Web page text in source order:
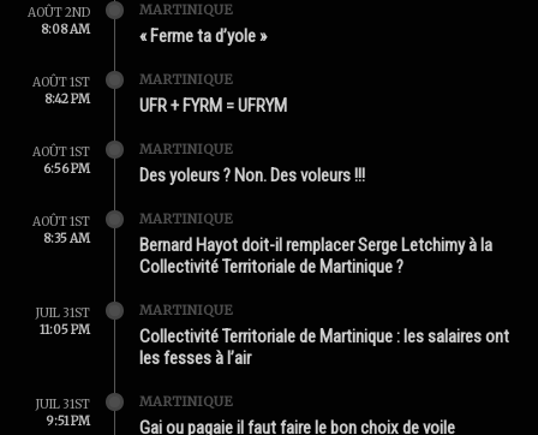
AOÛT 2ND
8:08 AM
MARTINIQUE
« Ferme ta d’yole »
AOÛT 1ST
8:42 PM
MARTINIQUE
UFR + FYRM = UFRYM
AOÛT 1ST
6:56 PM
MARTINIQUE
Des yoleurs ? Non. Des voleurs !!!
AOÛT 1ST
8:35 AM
MARTINIQUE
Bernard Hayot doit-il remplacer Serge Letchimy à la
Collectivité Territoriale de Martinique ?
JUIL 31ST
11:05 PM
MARTINIQUE
Collectivité Territoriale de Martinique : les salaires ont
les fesses à l’air
JUIL 31ST
9:51 PM
MARTINIQUE
Gai ou pagaie il faut faire le bon choix de voile